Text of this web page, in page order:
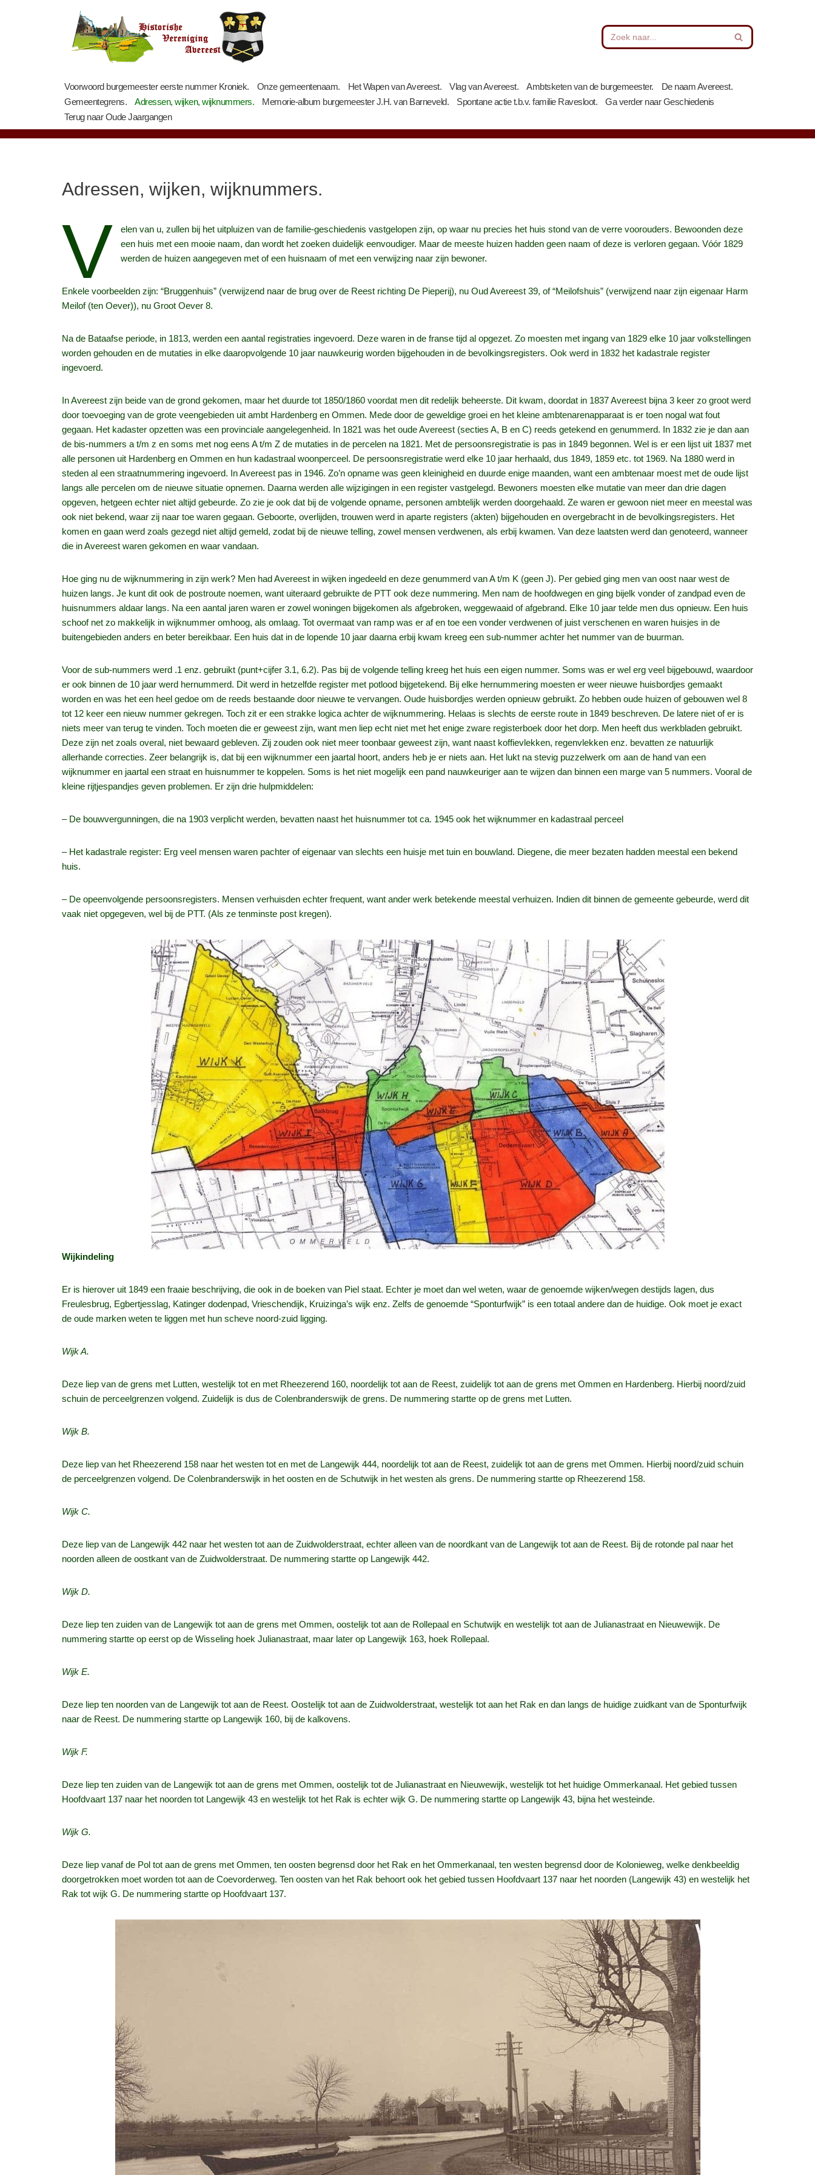
Voorwoord burgemeester eerste nummer Kroniek.
Onze gemeentenaam. Het Wapen van Avereest. Vlag van Avereest. Ambtsketen van de burgemeester.
De naam Avereest.
Gemeentegrens.
Adressen, wijken, wijknummers. Memorie-album burgemeester J.H. van Barneveld. Spontane actie t.b.v. familie Ravesloot.
Ga verder naar Geschiedenis
Terug naar Oude Jaargangen
Adressen, wijken, wijknummers.
V
elen van u, zullen bij het uitpluizen van de familie-geschiedenis vastgelopen zijn, op waar nu precies het huis stond van de verre voorouders. Bewoonden deze
een huis met een mooie naam, dan wordt het zoeken duidelijk eenvoudiger. Maar de meeste huizen hadden geen naam of deze is verloren gegaan. Vóór 1829
werden de huizen aangegeven met of een huisnaam of met een verwijzing naar zijn bewoner.
Enkele voorbeelden zijn: “Bruggenhuis” (verwijzend naar de brug over de Reest richting De Pieperij), nu Oud Avereest 39, of “Meilofshuis” (verwijzend naar zijn eigenaar Harm
Meilof (ten Oever)), nu Groot Oever 8.
Na de Bataafse periode, in 1813, werden een aantal registraties ingevoerd. Deze waren in de franse tijd al opgezet. Zo moesten met ingang van 1829 elke 10 jaar volkstellingen
worden gehouden en de mutaties in elke daaropvolgende 10 jaar nauwkeurig worden bijgehouden in de bevolkingsregisters. Ook werd in 1832 het kadastrale register
ingevoerd.
In Avereest zijn beide van de grond gekomen, maar het duurde tot 1850/1860 voordat men dit redelijk beheerste. Dit kwam, doordat in 1837 Avereest bijna 3 keer zo groot werd
door toevoeging van de grote veengebieden uit ambt Hardenberg en Ommen. Mede door de geweldige groei en het kleine ambtenarenapparaat is er toen nogal wat fout
gegaan. Het kadaster opzetten was een provinciale aangelegenheid. In 1821 was het oude Avereest (secties A, B en C) reeds getekend en genummerd. In 1832 zie je dan aan
de bis-nummers a t/m z en soms met nog eens A t/m Z de mutaties in de percelen na 1821. Met de persoonsregistratie is pas in 1849 begonnen. Wel is er een lijst uit 1837 met
alle personen uit Hardenberg en Ommen en hun kadastraal woonperceel. De persoonsregistratie werd elke 10 jaar herhaald, dus 1849, 1859 etc. tot 1969. Na 1880 werd in
steden al een straatnummering ingevoerd. In Avereest pas in 1946. Zo’n opname was geen kleinigheid en duurde enige maanden, want een ambtenaar moest met de oude lijst
langs alle percelen om de nieuwe situatie opnemen. Daarna werden alle wijzigingen in een register vastgelegd. Bewoners moesten elke mutatie van meer dan drie dagen
opgeven, hetgeen echter niet altijd gebeurde. Zo zie je ook dat bij de volgende opname, personen ambtelijk werden doorgehaald. Ze waren er gewoon niet meer en meestal was
ook niet bekend, waar zij naar toe waren gegaan. Geboorte, overlijden, trouwen werd in aparte registers (akten) bijgehouden en overgebracht in de bevolkingsregisters. Het
komen en gaan werd zoals gezegd niet altijd gemeld, zodat bij de nieuwe telling, zowel mensen verdwenen, als erbij kwamen. Van deze laatsten werd dan genoteerd, wanneer
die in Avereest waren gekomen en waar vandaan.
Hoe ging nu de wijknummering in zijn werk? Men had Avereest in wijken ingedeeld en deze genummerd van A t/m K (geen J). Per gebied ging men van oost naar west de
huizen langs. Je kunt dit ook de postroute noemen, want uiteraard gebruikte de PTT ook deze nummering. Men nam de hoofdwegen en ging bijelk vonder of zandpad even de
huisnummers aldaar langs. Na een aantal jaren waren er zowel woningen bijgekomen als afgebroken, weggewaaid of afgebrand. Elke 10 jaar telde men dus opnieuw. Een huis
schoof net zo makkelijk in wijknummer omhoog, als omlaag. Tot overmaat van ramp was er af en toe een vonder verdwenen of juist verschenen en waren huisjes in de
buitengebieden anders en beter bereikbaar. Een huis dat in de lopende 10 jaar daarna erbij kwam kreeg een sub-nummer achter het nummer van de buurman.
Voor de sub-nummers werd .1 enz. gebruikt (punt+cijfer 3.1, 6.2). Pas bij de volgende telling kreeg het huis een eigen nummer. Soms was er wel erg veel bijgebouwd, waardoor
er ook binnen de 10 jaar werd hernummerd. Dit werd in hetzelfde register met potlood bijgetekend. Bij elke hernummering moesten er weer nieuwe huisbordjes gemaakt
worden en was het een heel gedoe om de reeds bestaande door nieuwe te vervangen. Oude huisbordjes werden opnieuw gebruikt. Zo hebben oude huizen of gebouwen wel 8
tot 12 keer een nieuw nummer gekregen. Toch zit er een strakke logica achter de wijknummering. Helaas is slechts de eerste route in 1849 beschreven. De latere niet of er is
niets meer van terug te vinden. Toch moeten die er geweest zijn, want men liep echt niet met het enige zware registerboek door het dorp. Men heeft dus werkbladen gebruikt.
Deze zijn net zoals overal, niet bewaard gebleven. Zij zouden ook niet meer toonbaar geweest zijn, want naast koffievlekken, regenvlekken enz. bevatten ze natuurlijk
allerhande correcties. Zeer belangrijk is, dat bij een wijknummer een jaartal hoort, anders heb je er niets aan. Het lukt na stevig puzzelwerk om aan de hand van een
wijknummer en jaartal een straat en huisnummer te koppelen. Soms is het niet mogelijk een pand nauwkeuriger aan te wijzen dan binnen een marge van 5 nummers. Vooral de
kleine rijtjespandjes geven problemen. Er zijn drie hulpmiddelen:
– De bouwvergunningen, die na 1903 verplicht werden, bevatten naast het huisnummer tot ca. 1945 ook het wijknummer en kadastraal perceel
– Het kadastrale register: Erg veel mensen waren pachter of eigenaar van slechts een huisje met tuin en bouwland. Diegene, die meer bezaten hadden meestal een bekend
huis.
– De opeenvolgende persoonsregisters. Mensen verhuisden echter frequent, want ander werk betekende meestal verhuizen. Indien dit binnen de gemeente gebeurde, werd dit
vaak niet opgegeven, wel bij de PTT. (Als ze tenminste post kregen).
Wijkindeling
Er is hierover uit 1849 een fraaie beschrijving, die ook in de boeken van Piel staat. Echter je moet dan wel weten, waar de genoemde wijken/wegen destijds lagen, dus
Freulesbrug, Egbertjesslag, Katinger dodenpad, Vrieschendijk, Kruizinga’s wijk enz. Zelfs de genoemde “Sponturfwijk” is een totaal andere dan de huidige. Ook moet je exact
de oude marken weten te liggen met hun scheve noord-zuid ligging.
Wijk A.
Deze liep van de grens met Lutten, westelijk tot en met Rheezerend 160, noordelijk tot aan de Reest, zuidelijk tot aan de grens met Ommen en Hardenberg. Hierbij noord/zuid
schuin de perceelgrenzen volgend. Zuidelijk is dus de Colenbranderswijk de grens. De nummering startte op de grens met Lutten.
Wijk B.
Deze liep van het Rheezerend 158 naar het westen tot en met de Langewijk 444, noordelijk tot aan de Reest, zuidelijk tot aan de grens met Ommen. Hierbij noord/zuid schuin
de perceelgrenzen volgend. De Colenbranderswijk in het oosten en de Schutwijk in het westen als grens. De nummering startte op Rheezerend 158.
Wijk C.
Deze liep van de Langewijk 442 naar het westen tot aan de Zuidwolderstraat, echter alleen van de noordkant van de Langewijk tot aan de Reest. Bij de rotonde pal naar het
noorden alleen de oostkant van de Zuidwolderstraat. De nummering startte op Langewijk 442.
Wijk D.
Deze liep ten zuiden van de Langewijk tot aan de grens met Ommen, oostelijk tot aan de Rollepaal en Schutwijk en westelijk tot aan de Julianastraat en Nieuwewijk. De
nummering startte op eerst op de Wisseling hoek Julianastraat, maar later op Langewijk 163, hoek Rollepaal.
Wijk E.
Deze liep ten noorden van de Langewijk tot aan de Reest. Oostelijk tot aan de Zuidwolderstraat, westelijk tot aan het Rak en dan langs de huidige zuidkant van de Sponturfwijk
naar de Reest. De nummering startte op Langewijk 160, bij de kalkovens.
Wijk F.
Deze liep ten zuiden van de Langewijk tot aan de grens met Ommen, oostelijk tot de Julianastraat en Nieuwewijk, westelijk tot het huidige Ommerkanaal. Het gebied tussen
Hoofdvaart 137 naar het noorden tot Langewijk 43 en westelijk tot het Rak is echter wijk G. De nummering startte op Langewijk 43, bijna het westeinde.
Wijk G.
Deze liep vanaf de Pol tot aan de grens met Ommen, ten oosten begrensd door het Rak en het Ommerkanaal, ten westen begrensd door de Kolonieweg, welke denkbeeldig
doorgetrokken moet worden tot aan de Coevorderweg. Ten oosten van het Rak behoort ook het gebied tussen Hoofdvaart 137 naar het noorden (Langewijk 43) en westelijk het
Rak tot wijk G. De nummering startte op Hoofdvaart 137.